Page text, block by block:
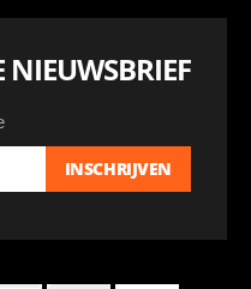
NIEUWSBRIEF
INSCHRIJVEN